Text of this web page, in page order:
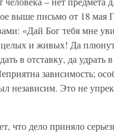
выше письмо от 18 мая
«Дай Бог тебя мне
целых и живых! Да
в отставку, да удрать
зависимость;
независим. Это не
что дело приняло